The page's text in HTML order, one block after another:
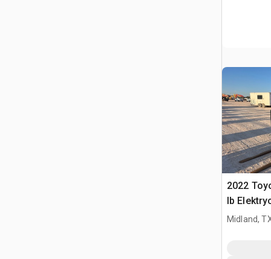
2022
lb
widłowy
Midland,